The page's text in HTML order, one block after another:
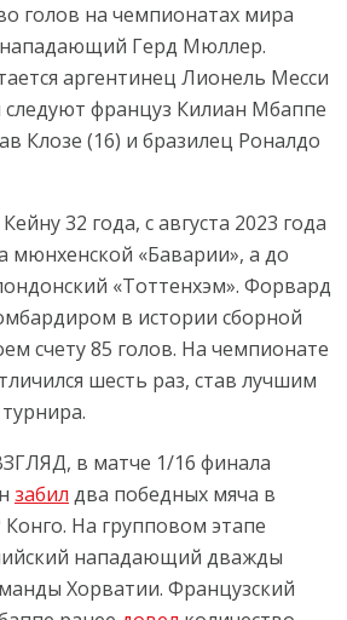
голов на чемпионатах мира
Герд Мюллер.
аргентинец Лионель Месси
следуют француз Килиан Мбаппе
Клозе (16) и бразилец Роналдо
32 года, с августа 2023 года
«Баварии», а до
«Тоттенхэм». Форвард
в истории сборной
счету 85 голов. На чемпионате
шесть раз, став лучшим
в матче 1/16 финала
забил два победных мяча в
На групповом этапе
нападающий дважды
Хорватии. Французский